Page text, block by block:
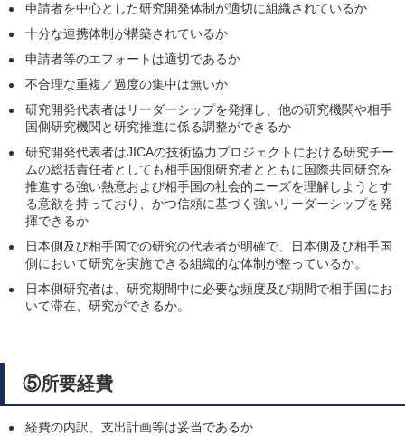
申請者を中心とした研究開発体制が適切に組織されているか
十分な連携体制が構築されているか
申請者等のエフォートは適切であるか
不合理な重複／過度の集中は無いか
研究開発代表者はリーダーシップを発揮し、他の研究機関や相手
国側研究機関と研究推進に係る調整ができるか
研究開発代表者はJICAの技術協力プロジェクトにおける研究チー
ムの総括責任者としても相手国側研究者とともに国際共同研究を
推進する強い熱意および相手国の社会的ニーズを理解しようとす
る意欲を持っており、かつ信頼に基づく強いリーダーシップを発
揮できるか
日本側及び相手国での研究の代表者が明確で、日本側及び相手国
側において研究を実施できる組織的な体制が整っているか。
日本側研究者は、研究期間中に必要な頻度及び期間で相手国にお
いて滞在、研究ができるか。
⑤所要経費
経費の内訳、支出計画等は妥当であるか